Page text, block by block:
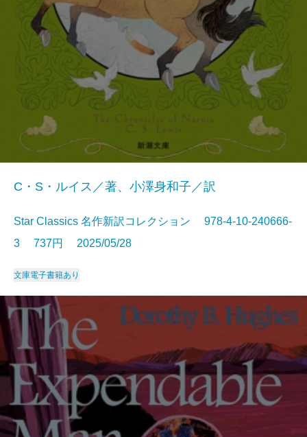
C・S・ルイス／著、小澤身和子／訳
Star Classics 名作新訳コレクション 978-4-10-240666-
3 737円 2025/05/28
文庫電子書籍あり